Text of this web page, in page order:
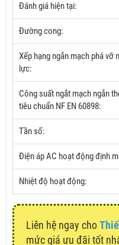
Đánh giá hiện tại:
Đường cong:
Xếp hạng ngắn mạch phá vỡ
lực:
Công suất ngắt mạch ngắn
tiêu chuẩn NF EN 60898:
Tần số:
Điện áp AC hoạt động định
Nhiệt độ hoạt động:
Liên hệ ngay cho
mức giá ưu đãi tốt